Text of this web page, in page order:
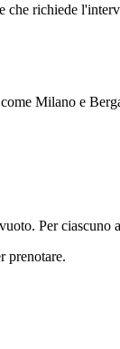
richiede
Milano e
Per ciascuno
prenotare.